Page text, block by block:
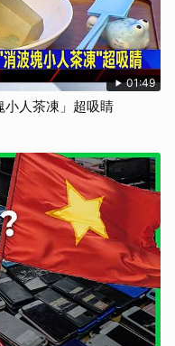
01:49
小人茶凍」超吸睛